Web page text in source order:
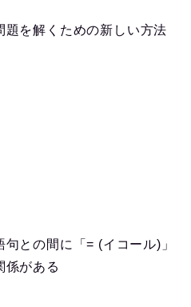
題を解くための新しい方法
との間に「= (イコール)」
係がある